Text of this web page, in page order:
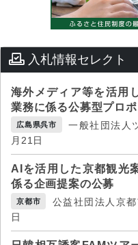
入札情報セレクト
海外メディア等を活用
業務に係る公募型プロ
広島県呉市
一般社団法人
月21日
AIを活用した京都観光
係る企画提案の公募
京都市
公益社団法人京
日